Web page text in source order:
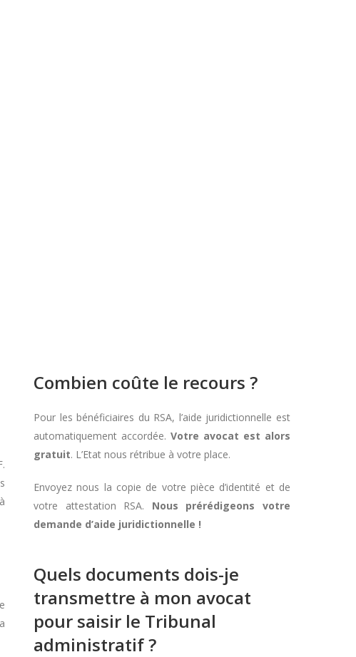
Combien coûte le recours ?
Pour les bénéficiaires du RSA, l’aide juridictionnelle est
automatiquement accordée. Votre avocat est alors
gratuit. L’Etat nous rétribue à votre place.
Envoyez nous la copie de votre pièce d’identité et de
votre attestation RSA. Nous prérédigeons votre
demande d’aide juridictionnelle !
Quels documents dois-je
transmettre à mon avocat
pour saisir le Tribunal
administratif ?